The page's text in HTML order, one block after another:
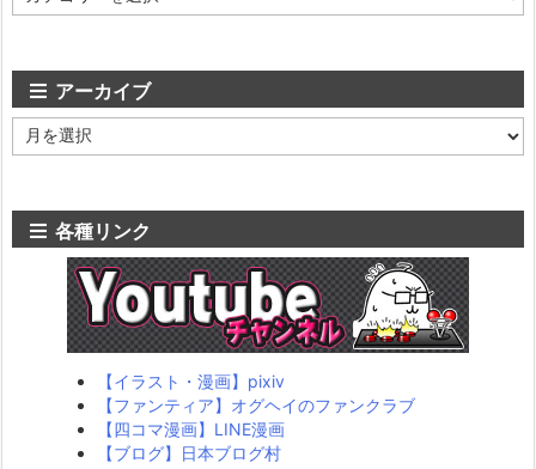
テ
アーカイブ
ー
各種リンク
【イラスト・漫画】pixiv
【ファンティア】オグヘイのファンクラブ
【四コマ漫画】LINE漫画
【ブログ】日本ブログ村